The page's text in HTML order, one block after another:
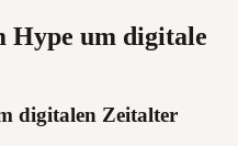
Hype um digitale
digitalen Zeitalter